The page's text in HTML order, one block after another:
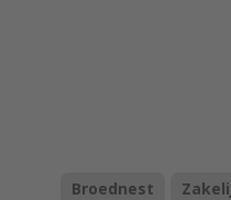
Broednest